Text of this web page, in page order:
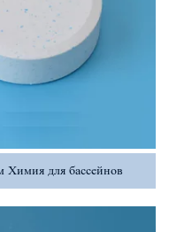
Химия для бассейнов